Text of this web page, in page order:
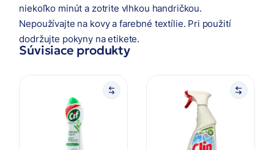
niekoľko minút a zotrite vlhkou handričkou.
Nepoužívajte na kovy a farebné textílie. Pri použití
dodržujte pokyny na etikete.
Súvisiace produkty